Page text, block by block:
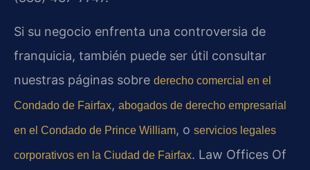
Si su negocio enfrenta una controversia de
franquicia, también puede ser útil consultar
nuestras páginas sobre derecho comercial en el
Condado de Fairfax, abogados de derecho empresarial
en el Condado de Prince William, o servicios legales
corporativos en la Ciudad de Fairfax. Law Offices Of